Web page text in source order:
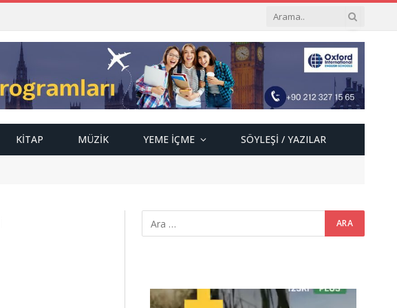
KITAP MÜZIK YEME İÇME SÖYLEŞI / YAZILAR
Video